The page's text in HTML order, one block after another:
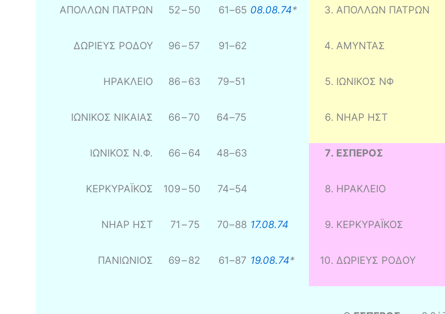
ΑΠΟΛΛΩΝ ΠΑΤΡΩΝ 52–50 61–65 08.08.74* 3. ΑΠΟΛΛΩΝ ΠΑΤΡΩΝ
ΔΩΡΙΕΥΣ ΡΟΔΟΥ 96–57 91–62 4. ΑΜΥΝΤΑΣ
ΗΡΑΚΛΕΙΟ 86–63 79–51 5. ΙΩΝΙΚΟΣ ΝΦ
ΙΩΝΙΚΟΣ ΝΙΚΑΙΑΣ 66–70 64–75 6. ΝΗΑΡ ΗΣΤ
ΙΩΝΙΚΟΣ Ν.Φ. 66–64 48–63 7. ΕΣΠΕΡΟΣ
ΚΕΡΚΥΡΑΪΚΟΣ 109–50 74–54 8. ΗΡΑΚΛΕΙΟ
ΝΗΑΡ ΗΣΤ 71 –75 70–88 17.08.74 9. ΚΕΡΚΥΡΑΪΚΟΣ
ΠΑΝΙΩΝΙΟΣ 69–82 61–87 19.08.74* 10. ΔΩΡΙΕΥΣ ΡΟΔΟΥ